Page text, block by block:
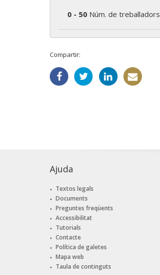
0 - 50 Núm. de treballadors
Compartir:
Ajuda
Textos legals
Documents
Preguntes freqüents
Accessibilitat
Tutorials
Contacte
Política de galetes
Mapa web
Taula de continguts